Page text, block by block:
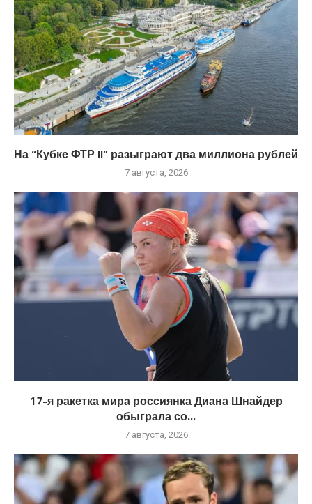
На “Кубке ФТР II” разыграют два миллиона рублей
7 августа, 2026
17-я ракетка мира россиянка Диана Шнайдер
обыграла со...
7 августа, 2026